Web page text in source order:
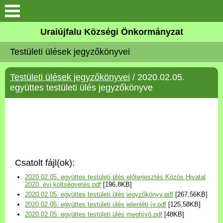
Köszöntő
Elérhetőségek
Uraiújfalu
Választási információk
Versenyképes Járások
Program
Uraiújfalu Községi Önkormányzat
Testületi ülések jegyzőkönyvei
Testületi ülések jegyzőkönyvei / 2020.02.05.
együttes testületi ülés jegyzőkönyve
Csatolt fájl(ok):
2020.02.05. együttes testületi ülés előterjesztés Közös Hivatal
2020. évi költségvetés.pdf [196,8KB]
2020.02.05. együttes testületi ülés jegyzőkönyv.pdf [267,56KB]
2020.02.05. együttes testületi ülés jelenléti ív.pdf [125,58KB]
2020.02.05. együttes testületi ülés meghívó.pdf [48KB]